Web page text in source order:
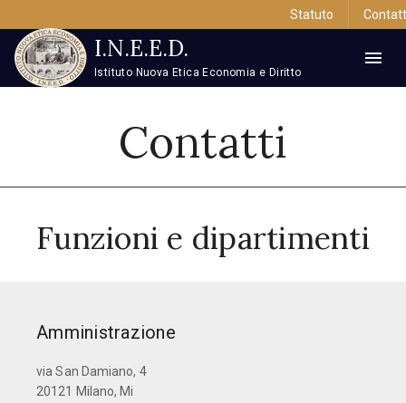
Statuto
I.N.E.E.D.
Istituto Nuova Etica Economia e Diritto
Contatti
Funzioni e dipartimenti
Amministrazione
via San Damiano, 4
20121 Milano, Mi